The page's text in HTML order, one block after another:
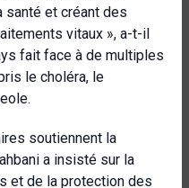
et créant des
vitaux », a-t-il
fait face à de multiples
le choléra, le
soutiennent la
a insisté sur la
et de la protection des